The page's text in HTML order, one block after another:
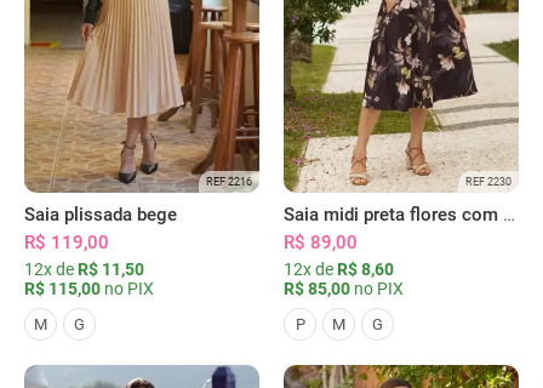
REF 2216
Saia plissada bege
R$ 119,00
12x de R$ 11,50
R$ 115,00 no PIX
M G
REF 2230
Saia midi preta flores com bolsos
R$ 89,00
12x de R$ 8,60
R$ 85,00 no PIX
P M G